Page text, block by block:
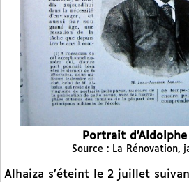
Portrait
Source : La Rénovation,
Alhaiza s’éteint le 2 juillet